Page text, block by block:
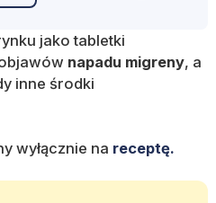
jako tabletki
napadu migreny, a
inne środki
wyłącznie na receptę.